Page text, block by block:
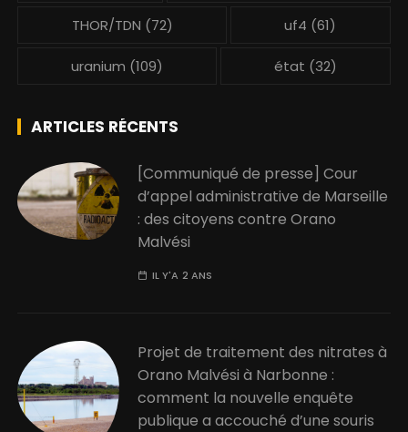
THOR/TDN (72) uf4 (61)
uranium (109) état (32)
ARTICLES RÉCENTS
[Communiqué de presse] Cour
d’appel administrative de Marseille
: des citoyens contre Orano
Malvési
IL Y'A 2 ANS
Projet de traitement des nitrates à
Orano Malvési à Narbonne :
comment la nouvelle enquête
publique a accouché d’une souris